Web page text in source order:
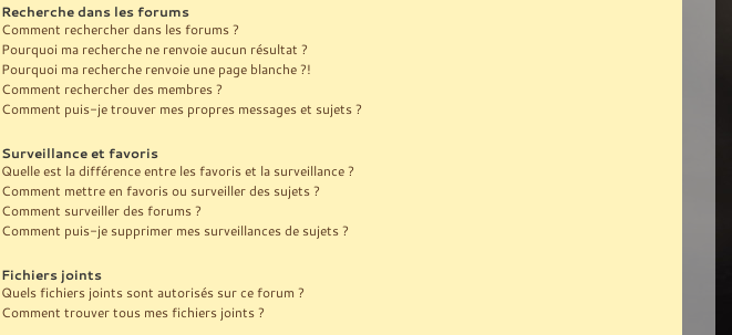
Recherche dans les forums
Comment rechercher dans les forums ?
Pourquoi ma recherche ne renvoie aucun résultat ?
Pourquoi ma recherche renvoie une page blanche ?!
Comment rechercher des membres ?
Comment puis-je trouver mes propres messages et sujets ?
Surveillance et favoris
Quelle est la différence entre les favoris et la surveillance ?
Comment mettre en favoris ou surveiller des sujets ?
Comment surveiller des forums ?
Comment puis-je supprimer mes surveillances de sujets ?
Fichiers joints
Quels fichiers joints sont autorisés sur ce forum ?
Comment trouver tous mes fichiers joints ?